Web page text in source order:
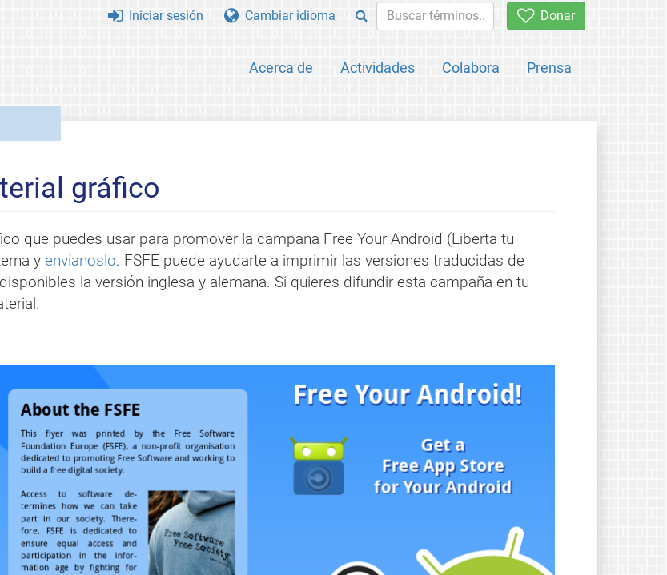
Donar
Acerca de Actividades Colabora Prensa
Iniciar sesión Cambiar idioma
gráfico
que puedes usar para promover la campana Free Your Android (Liberta tu
y envíanoslo. FSFE puede ayudarte a imprimir las versiones traducidas de
la versión inglesa y alemana. Si quieres difundir esta campaña en tu